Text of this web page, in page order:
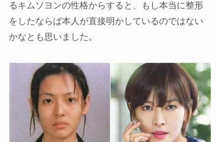
るキムソヨンの性格からすると、もし本当に整形
をしたならば本人が直接明かしているのではない
かなとも思いました。